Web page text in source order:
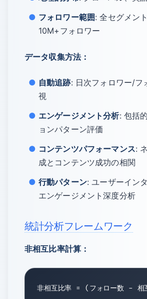
フォロワー範囲: 全セグメン
10M+フォロワー
データ収集方法：
自動追跡: 日次フォロワー/フ
視
エンゲージメント分析: 包括
ョンパターン評価
コンテンツパフォーマンス:
成とコンテンツ成功の相関
行動パターン: ユーザーイン
エンゲージメント深度分析
統計分析フレームワーク
非相互比率計算：